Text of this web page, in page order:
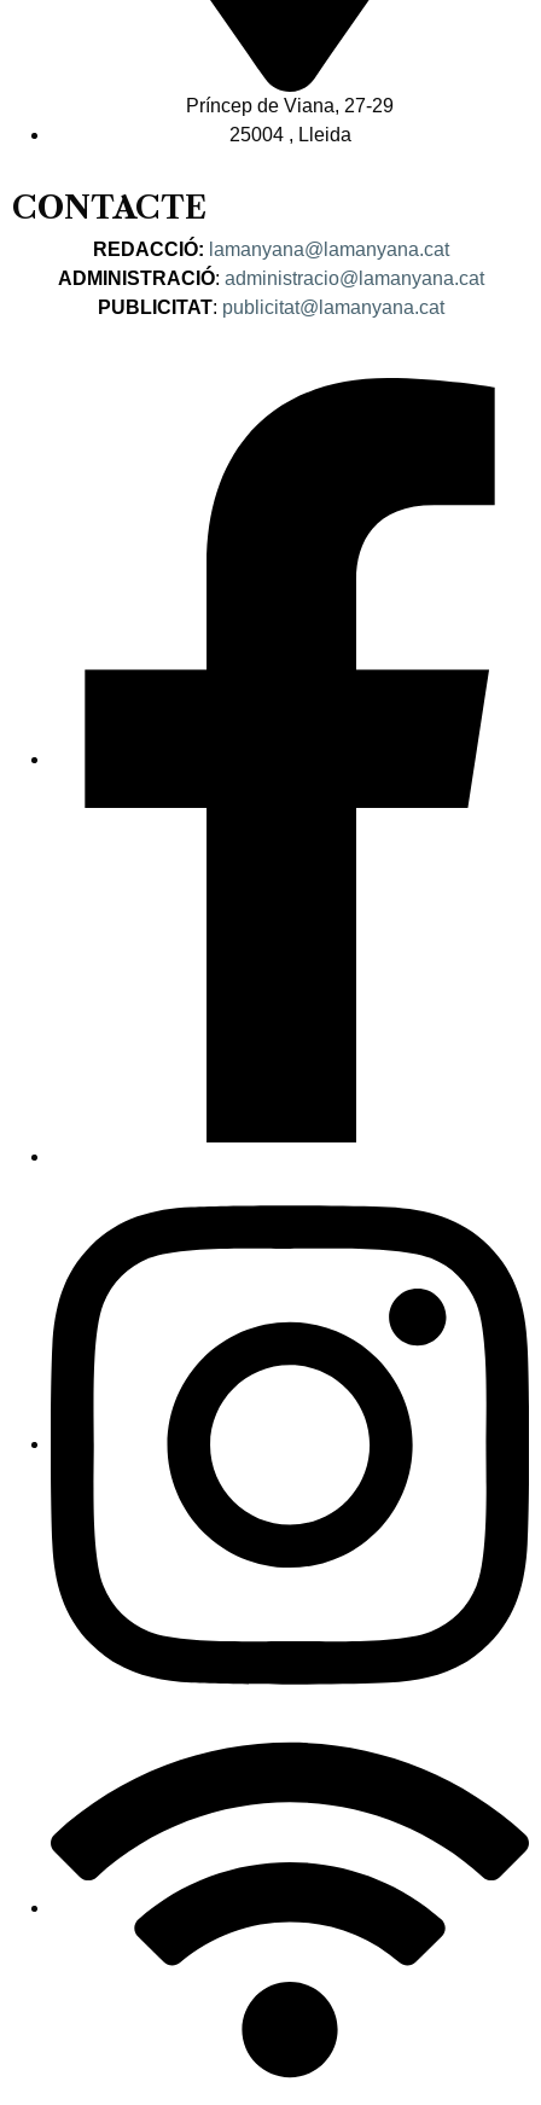
Príncep de Viana, 27-29
25004 , Lleida
CONTACTE
REDACCIÓ: lamanyana@lamanyana.cat
ADMINISTRACIÓ: administracio@lamanyana.cat
PUBLICITAT: publicitat@lamanyana.cat